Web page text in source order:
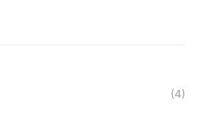
(4)